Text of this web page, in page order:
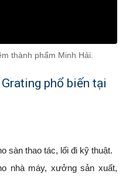
thành phẩm Minh Hải.
phổ biến tại
sàn thao tác, lối đi kỹ thuật.
nhà máy, xưởng sản xuất,